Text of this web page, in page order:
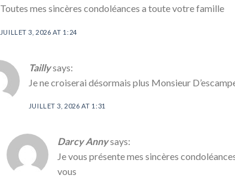
Toutes mes sincères condoléances a toute votre famille
JUILLET 3, 2026 AT 1:24
Taillysays:
Je ne croiserai désormais plus Monsieur
JUILLET 3, 2026 AT 1:31
Darcy Annysays:
Je vous présente mes sincères
vous